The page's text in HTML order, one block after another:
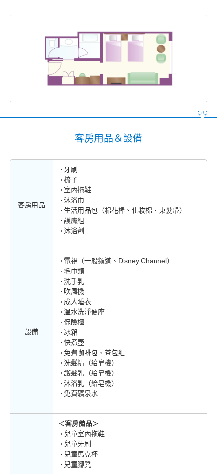
客房用品＆設備
客房用品
牙刷
梳子
室內拖鞋
沐浴巾
生活用品包（棉花棒、化妝棉、束髮帶）
護膚組
沐浴劑
設備
電視（一般頻道、Disney Channel）
毛巾類
洗手乳
吹風機
成人睡衣
溫水洗淨便座
保險櫃
冰箱
快煮壺
免費咖啡包、茶包組
洗髮精（給皂機）
護髮乳（給皂機）
沐浴乳（給皂機）
免費礦泉水
＜客房備品＞
兒童室內拖鞋
兒童牙刷
兒童馬克杯
兒童腳凳